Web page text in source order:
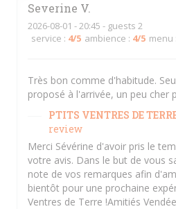
Severine V
2026-08-01 - 20:45 - guests 2
service : 4/5 ambience : 4/5 menu
Très bon comme d'habitude.
proposé à l'arrivée, un peu cher
PTITS VENTRES DE
review
Merci Sévérine d'avoir pris le
votre avis. Dans le but de vous
note de vos remarques afin
bientôt pour une prochaine
Ventres de Terre !Amitiés